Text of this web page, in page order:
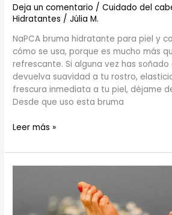
Deja un comentario /Cuidado del
Hidratantes /Júlia M.
NaPCA bruma hidratante para piel y
cómo se usa, porque es mucho más
refrescante. Si alguna vez has
devuelva suavidad a tu rostro,
frescura inmediata a tu piel, déjame
Desde que uso esta bruma
Leer más »